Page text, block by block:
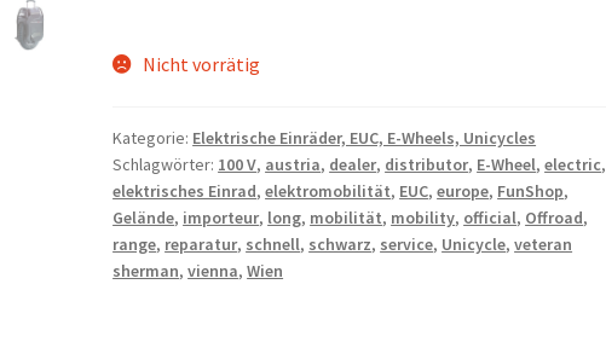
Nicht vorrätig
Kategorie: Elektrische Einräder, EUC, E-Wheels, Unicycles
Schlagwörter: 100 V, austria, dealer, distributor, E-Wheel,electric,
elektrisches Einrad,elektromobilität, EUC,europe, FunShop,
Gelände, importeur, long, mobilität, mobility, official, Offroad,
range, reparatur, schnell, schwarz, service, Unicycle,veteran
sherman,vienna,Wien